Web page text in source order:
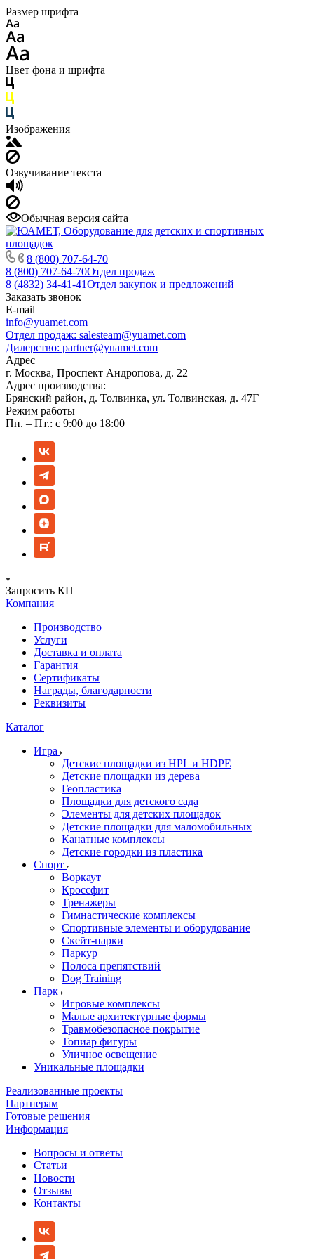
Размер шрифта
Цвет фона и шрифта
Изображения
Озвучивание текста
Обычная версия сайта
8 (800) 707-64-70
8 (800) 707-64-70Отдел продаж
8 (4832) 34-41-41Отдел закупок и предложений
Заказать звонок
E-mail
info@yuamet.com
Отдел продаж: salesteam@yuamet.com
Дилерство: partner@yuamet.com
Адрес
г. Москва, Проспект Андропова, д. 22
Адрес производства:
Брянский район, д. Толвинка, ул. Толвинская, д. 47Г
Режим работы
Пн. – Пт.: с 9:00 до 18:00
Запросить КП
Компания
Производство
Услуги
Доставка и оплата
Гарантия
Сертификаты
Награды, благодарности
Реквизиты
Каталог
Игра
Детские площадки из HPL и HDPE
Детские площадки из дерева
Геопластика
Площадки для детского сада
Элементы для детских площадок
Детские площадки для маломобильных
Канатные комплексы
Детские городки из пластика
Спорт
Воркаут
Кроссфит
Тренажеры
Гимнастические комплексы
Спортивные элементы и оборудование
Скейт-парки
Паркур
Полоса препятствий
Dog Training
Парк
Игровые комплексы
Малые архитектурные формы
Травмобезопасное покрытие
Топиар фигуры
Уличное освещение
Уникальные площадки
Реализованные проекты
Партнерам
Готовые решения
Информация
Вопросы и ответы
Статьи
Новости
Отзывы
Контакты